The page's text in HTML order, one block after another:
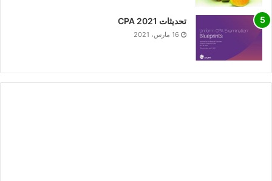
تحديثات CPA 2021
16 مارس، 2021